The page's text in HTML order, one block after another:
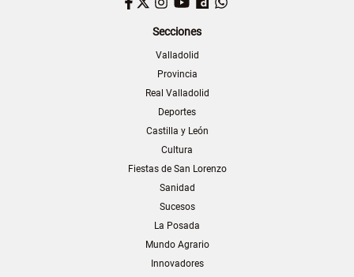
Secciones
Valladolid
Provincia
Real Valladolid
Deportes
Castilla y León
Cultura
Fiestas de San Lorenzo
Sanidad
Sucesos
La Posada
Mundo Agrario
Innovadores